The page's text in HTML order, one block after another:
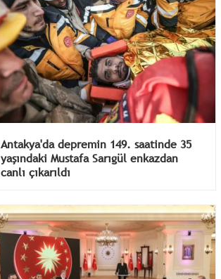
Antakya'da depremin 149. saatinde 35
yaşındaki Mustafa Sarıgül enkazdan
canlı çıkarıldı